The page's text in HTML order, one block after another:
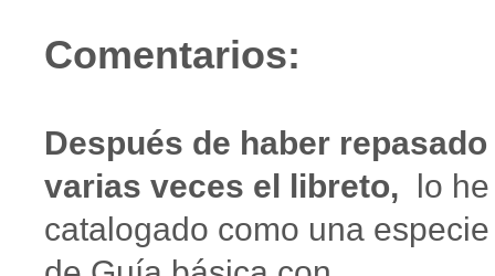
Comentarios:
Después de haber repasado
varias veces el libreto, lo he
catalogado como una especie